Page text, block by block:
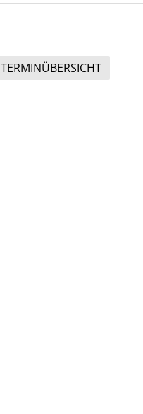
TERMINÜBERSICHT